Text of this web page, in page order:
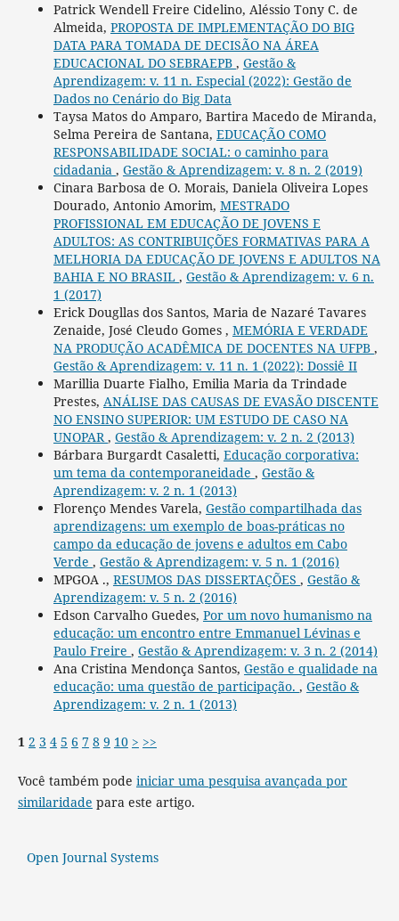
Patrick Wendell Freire Cidelino, Aléssio Tony C. de
Almeida, PROPOSTA DE IMPLEMENTAÇÃO DO BIG
DATA PARA TOMADA DE DECISÃO NA ÁREA
EDUCACIONAL DO SEBRAEPB , Gestão &
Aprendizagem: v. 11 n. Especial (2022): Gestão de
Dados no Cenário do Big Data
Taysa Matos do Amparo, Bartira Macedo de Miranda,
Selma Pereira de Santana, EDUCAÇÃO COMO
RESPONSABILIDADE SOCIAL: o caminho para
cidadania , Gestão & Aprendizagem: v. 8 n. 2 (2019)
Cinara Barbosa de O. Morais, Daniela Oliveira Lopes
Dourado, Antonio Amorim, MESTRADO
PROFISSIONAL EM EDUCAÇÃO DE JOVENS E
ADULTOS: AS CONTRIBUIÇÕES FORMATIVAS PARA A
MELHORIA DA EDUCAÇÃO DE JOVENS E ADULTOS NA
BAHIA E NO BRASIL , Gestão & Aprendizagem: v. 6 n.
1 (2017)
Erick Dougllas dos Santos, Maria de Nazaré Tavares
Zenaide, José Cleudo Gomes , MEMÓRIA E VERDADE
NA PRODUÇÃO ACADÊMICA DE DOCENTES NA UFPB ,
Gestão & Aprendizagem: v. 11 n. 1 (2022): Dossiê II
Marillia Duarte Fialho, Emilia Maria da Trindade
Prestes, ANÁLISE DAS CAUSAS DE EVASÃO DISCENTE
NO ENSINO SUPERIOR: UM ESTUDO DE CASO NA
UNOPAR, Gestão & Aprendizagem: v. 2 n. 2 (2013)
Bárbara Burgardt Casaletti, Educação corporativa:
um tema da contemporaneidade , Gestão &
Aprendizagem: v. 2 n. 1 (2013)
Florenço Mendes Varela, Gestão compartilhada das
aprendizagens: um exemplo de boas-práticas no
campo da educação de jovens e adultos em Cabo
Verde , Gestão & Aprendizagem: v. 5 n. 1 (2016)
MPGOA ., RESUMOS DAS DISSERTAÇÕES , Gestão &
Aprendizagem: v. 5 n. 2 (2016)
Edson Carvalho Guedes, Por um novo humanismo na
educação: um encontro entre Emmanuel Lévinas e
Paulo Freire , Gestão & Aprendizagem: v. 3 n. 2 (2014)
Ana Cristina Mendonça Santos, Gestão e qualidade na
educação: uma questão de participação. , Gestão &
Aprendizagem: v. 2 n. 1 (2013)
1 2 3 4 5 6 7 8 9 10 > >>
Você também pode iniciar uma pesquisa avançada por
similaridade para este artigo.
Open Journal Systems